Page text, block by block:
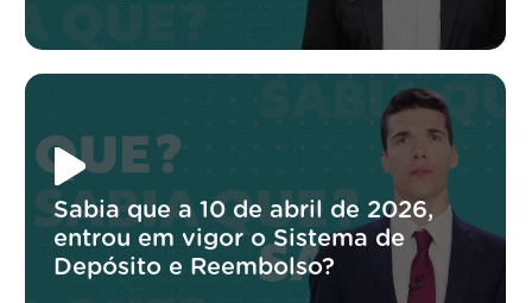
Sabia que a 10 de abril de 2026,
entrou em vigor o Sistema de
Depósito e Reembolso?